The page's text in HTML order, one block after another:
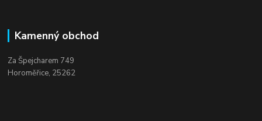
Kamenný obchod
Za Špejcharem 749
Horoměřice, 25262